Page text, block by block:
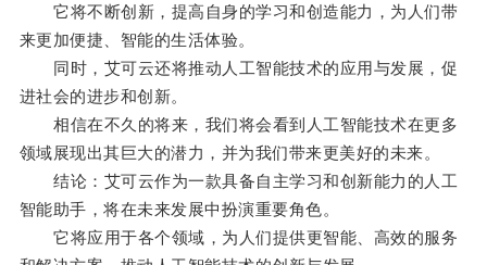
它将不断创新，提高自身的学习和创造能力，为人们带
来更加便捷、智能的生活体验。
同时，艾可云还将推动人工智能技术的应用与发展，促
进社会的进步和创新。
相信在不久的将来，我们将会看到人工智能技术在更多
领域展现出其巨大的潜力，并为我们带来更美好的未来。
结论：艾可云作为一款具备自主学习和创新能力的人工
智能助手，将在未来发展中扮演重要角色。
它将应用于各个领域，为人们提供更智能、高效的服务